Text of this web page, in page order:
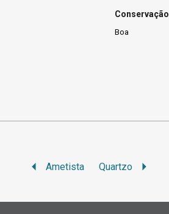
Conservação
Boa
Ametista Quartzo